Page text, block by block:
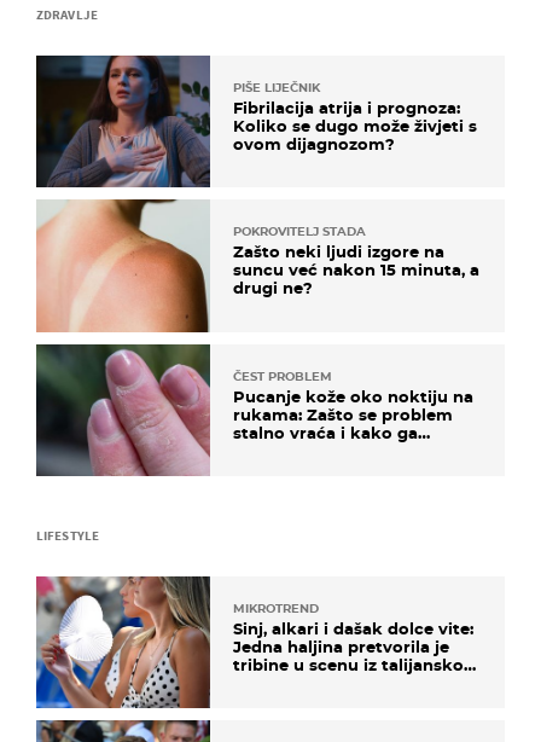
ZDRAVLJE
PIŠE LIJEČNIK
Fibrilacija atrija i prognoza:
Koliko se dugo može živjeti s
ovom dijagnozom?
POKROVITELJ STADA
Zašto neki ljudi izgore na
suncu već nakon 15 minuta, a
drugi ne?
ČEST PROBLEM
Pucanje kože oko noktiju na
rukama: Zašto se problem
stalno vraća i kako ga
LIFESTYLE
MIKROTREND
Sinj, alkari i dašak dolce vite:
Jedna haljina pretvorila je
tribine u scenu iz talijanskog